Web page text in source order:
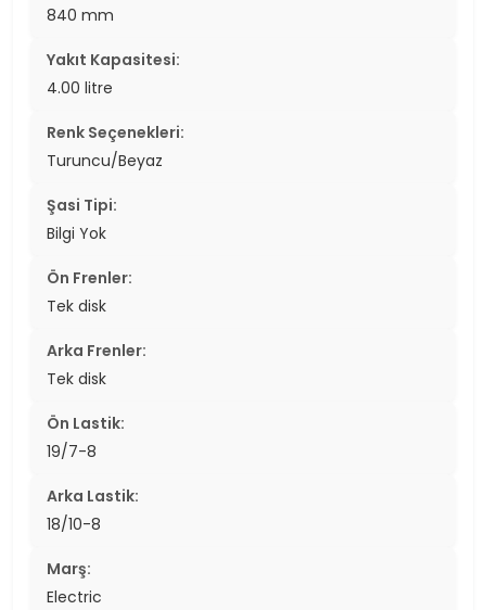
840 mm
Yakıt Kapasitesi:
4.00 litre
Renk Seçenekleri:
Turuncu/Beyaz
Şasi Tipi:
Bilgi Yok
Ön Frenler:
Tek disk
Arka Frenler:
Tek disk
Ön Lastik:
19/7-8
Arka Lastik:
18/10-8
Marş:
Electric